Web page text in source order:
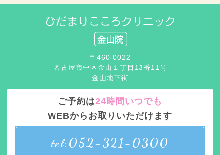
〒460-0022
名古屋市中区金山１丁目13番11号
金山地下街
ご予約は24時間いつでも
WEBからお取りいただけます
tel: 052-321-0300